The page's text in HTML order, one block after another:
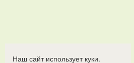
Наш сайт использует куки.